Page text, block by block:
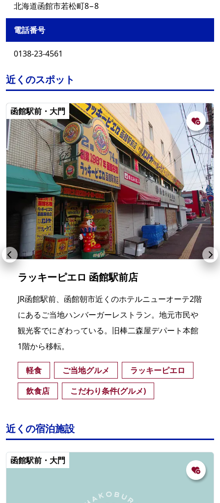
北海道函館市若松町8−8
電話番号
0138-23-4561
近くのスポット
函館駅前・大門
ラッキーピエロ 函館駅前店
JR函館駅前、函館朝市近くのホテルニューオーテ2階
にあるご当地ハンバーガーレストラン。地元市民や
観光客でにぎわっている。旧棒二森屋デパート本館
1階から移転。
軽食 ご当地グルメ
ラッキーピエロ
飲食店
こだわり条件(グルメ)
近くの宿泊施設
函館駅前・大門